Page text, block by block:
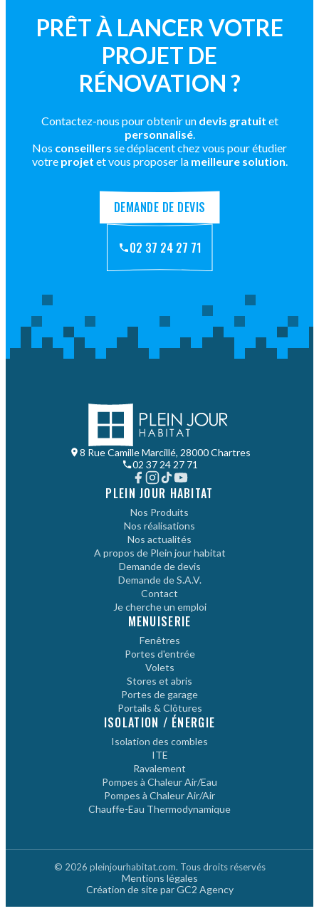
PRÊT À LANCER VOTRE
PROJET DE
RÉNOVATION ?
Contactez-nous pour obtenir un devis gratuit et
personnalisé.
Nos conseillers se déplacent chez vous pour étudier
votre projet et vous proposer la meilleure solution.
DEMANDE DE DEVIS
02 37 24 27 71
8 Rue Camille Marcillé, 28000 Chartres
02 37 24 27 71
PLEIN JOUR HABITAT
Nos Produits
Nos réalisations
Nos actualités
A propos de Plein jour habitat
Demande de devis
Demande de S.A.V.
Contact
Je cherche un emploi
MENUISERIE
Fenêtres
Portes d'entrée
Volets
Stores et abris
Portes de garage
Portails & Clôtures
ISOLATION / ÉNERGIE
Isolation des combles
ITE
Ravalement
Pompes à Chaleur Air/Eau
Pompes à Chaleur Air/Air
Chauffe-Eau Thermodynamique
© 2026 pleinjourhabitat.com. Tous droits réservés
Mentions légales
Création de site par GC2 Agency